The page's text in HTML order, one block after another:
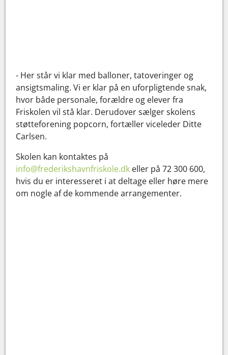
- Her står vi klar med balloner, tatoveringer og
ansigtsmaling. Vi er klar på en uforpligtende snak,
hvor både personale, forældre og elever fra
Friskolen vil stå klar. Derudover sælger skolens
støtteforening popcorn, fortæller viceleder Ditte
Carlsen.
Skolen kan kontaktes på
info@frederikshavnfriskole.dk eller på 72 300 600,
hvis du er interesseret i at deltage eller høre mere
om nogle af de kommende arrangementer.